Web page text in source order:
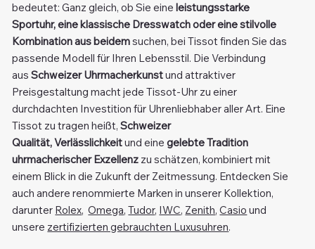
bedeutet: Ganz gleich, ob Sie eine leistungsstarke
Sportuhr, eine klassische Dresswatch oder eine stilvolle
Kombination aus beidemsuchen, bei Tissot finden Sie das
passende Modell für Ihren Lebensstil. Die Verbindung
ausSchweizer Uhrmacherkunstund attraktiver
Preisgestaltung macht jede Tissot-Uhr zu einer
durchdachten Investition für Uhrenliebhaber aller Art. Eine
Tissot zu tragen heißt,Schweizer
Qualität, Verlässlichkeitund einegelebte Tradition
uhrmacherischer Exzellenz zu schätzen, kombiniert mit
einem Blick in die Zukunft der Zeitmessung. Entdecken Sie
auch andere renommierte Marken in unserer Kollektion,
darunter Rolex,Omega,Tudor, IWC, Zenith,Casio und
unsere zertifizierten gebrauchten Luxusuhren.